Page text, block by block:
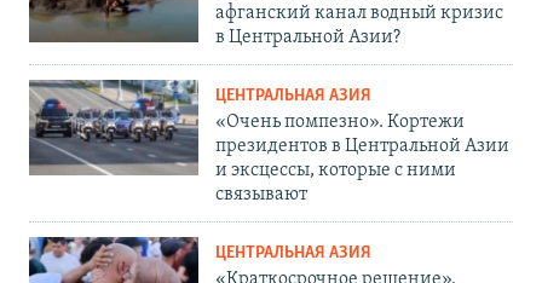
афганский канал водный кризис
в Центральной Азии?
ЦЕНТРАЛЬНАЯ АЗИЯ
«Очень помпезно». Кортежи
президентов в Центральной Азии
и эксцессы, которые с ними
связывают
ЦЕНТРАЛЬНАЯ АЗИЯ